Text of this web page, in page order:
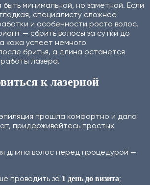
минимальной, но заметной. Если
специалисту сложнее
и особенности роста волос.
— сбрить волосы за сутки до
кожа успеет немного
бритья, а длина останется
лазера.
к лазерной
прошла комфортно и дала
придерживайтесь простых
длина волос перед процедурой —
проводить за 1 день до визита;